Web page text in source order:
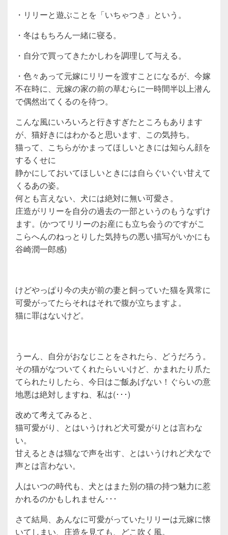
・リリーと遊ぶことを「いちゃつき」という。
・冬はもちろん一緒に寝る。
・自分で買ってきたかしわを調理して与える。
・色々あって元嫁にリリーを渡すことになるが、今嫁
不在時に、元嫁の家の前の草むらに一時間半以上潜ん
で偶然出てくるのを待つ。
こんな風にいろいろと行きすぎたところもあります
が、猫好きにはわかると思います、この気持ち。
猫って、こちらがかまってほしいときには知らん顔を
するくせに
静かにしておいてほしいときには自らぐいぐい甘えて
くるあの姿。
何とも言えない、犬には絶対に無い可愛さ。
庄造がリリーを自分の過去の一部というのもうなずけ
ます。(かつてリリーのお産にも立ち会うのですがこ
こらへんのねっとりした気持ちの悪い描写がいかにも
谷崎潤一郎感)
けどやっぱり今の夫が前の妻と飼っていた猫を異常に
可愛がってたらそれはそれで腹が立ちますよ。
猫に罪はないけど。
うーん、自分がおなじことをされたら、どうだろう。
その猫がなついてくれたらいいけど、かまれたり爪た
てられたりしたら、今日はご飯あげない！ぐらいの意
地悪は絶対しますね、私は(･･･)
改めて考えてみると、
猫可愛がり、とはいうけれど犬可愛がりとは言わな
い。
甘えるときは猫なで声を出す、とはいうけれど犬なで
声とは言わない。
人はいつの時代も、犬とはまた別の猫の持つ魅力に惹
かれるのかもしれません･･･
さて結局、あんなに可愛がっていたリリーは元嫁に懐
いてしまい、庄造を見ても、どこ吹く風。